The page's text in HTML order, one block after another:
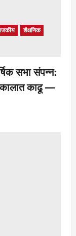
शैक्षणिक
सभा संपन्न:
काढू —